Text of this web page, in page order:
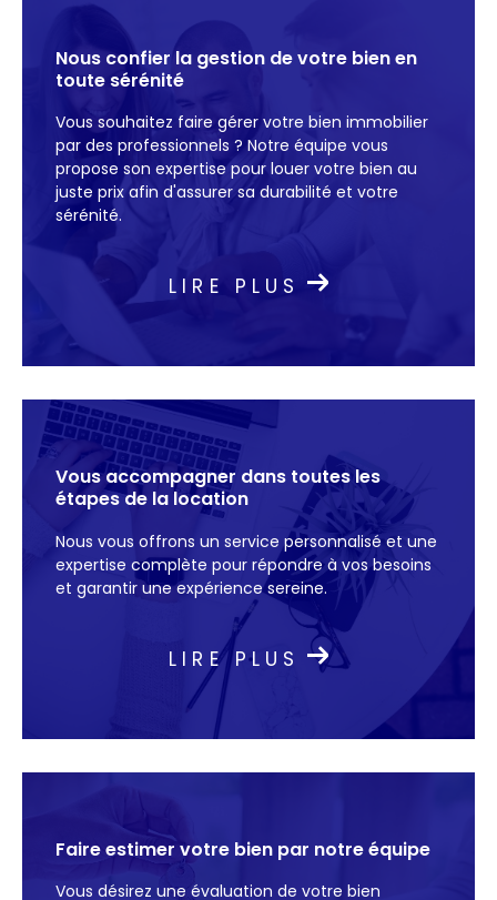
sélection de biens adaptés à vos attentes.
Parcourez nos annonces de location et
trouvez le logement idéal, grâce à un
accompagnement personnalisé et une
parfaite connaissance du marché local.
Vente immobilière
Confiez-nous la vente immobilière de votre
propriété et bénéficiez d’une expertise
pointue pour optimiser chaque étape de la
transaction. Grâce à notre réseau local, nous
diffusons vos annonces de vente auprès des
bons acheteurs.
Nous mettons un point d’honneur à valoriser
chaque bien avec des solutions sur mesure,
qu’il s’agisse de vendre son bien. Profitez d’un
accompagnement personnalisé pour toute
transaction immobilière et laissez-nous vous
guider avec efficacité.
Estimation immobilière
Besoin d’une estimation immobilière gratuite ?
nous réalisons une estimation immobilière
comparative de marché. Que ce soit pour
les tendances du marché, notre expertise
vous garantit une évaluation pertinente pour
Nous confier la gestion de votre bien en
toute sérénité
Vous souhaitez faire gérer votre bien immobilier
par des professionnels ? Notre équipe vous
propose son expertise pour louer votre bien au
juste prix afin d'assurer sa durabilité et votre
sérénité.
LIRE PLUS
Vous accompagner dans toutes les
étapes de la location
Nous vous offrons un service personnalisé et une
expertise complète pour répondre à vos besoins
et garantir une expérience sereine.
LIRE PLUS
Faire estimer votre bien par notre équipe
Vous désirez une évaluation de votre bien